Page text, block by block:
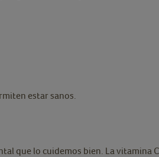
estar sanos.
que lo cuidemos bien. La vitamina